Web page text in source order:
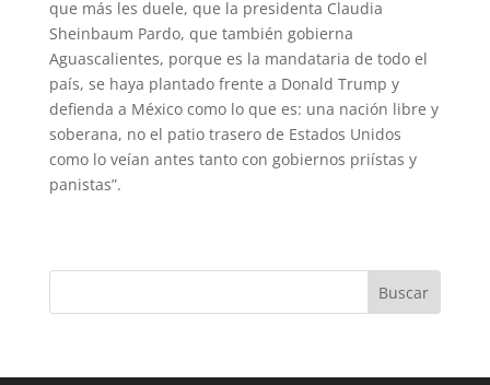
que más les duele, que la presidenta Claudia
Sheinbaum Pardo, que también gobierna
Aguascalientes, porque es la mandataria de todo el
país, se haya plantado frente a Donald Trump y
defienda a México como lo que es: una nación libre y
soberana, no el patio trasero de Estados Unidos
como lo veían antes tanto con gobiernos priístas y
panistas”.
Buscar